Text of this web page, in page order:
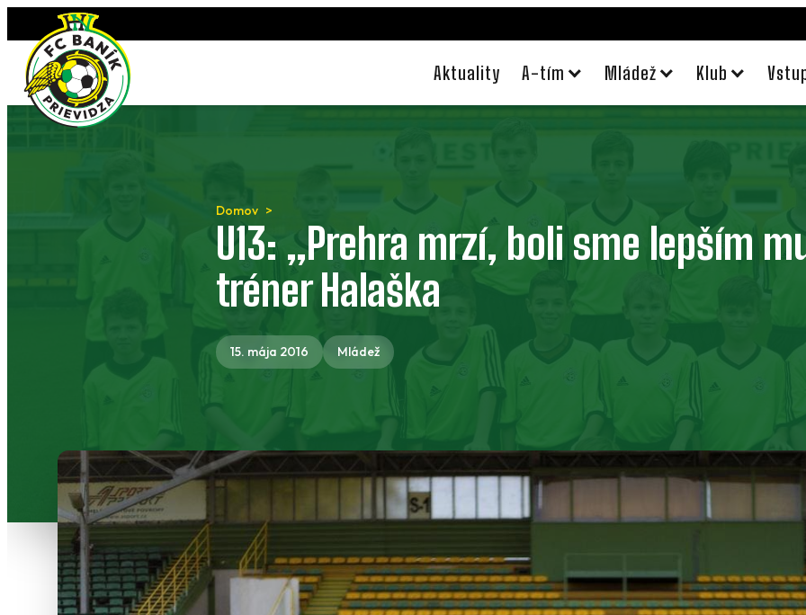
Preskočiť
na
obsah
Aktuality A-tím Mládež Klub
Domov
U13: „Prehra mrzí, boli sme lepším
tréner Halaška
15. mája 2016 Mládež